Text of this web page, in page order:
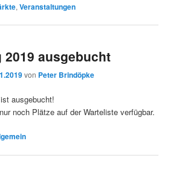
,Veranstaltungen
2019 ausgebucht
von Peter Brindöpke
ausgebucht!
noch Plätze auf der Warteliste verfügbar.